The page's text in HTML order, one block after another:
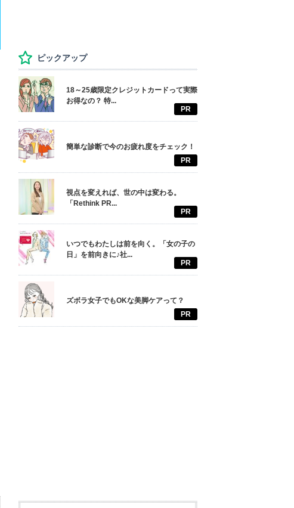
ピックアップ
18～25歳限定クレジットカードって実際
お得なの？ 特...
PR
簡単な診断で今のお疲れ度をチェック！
PR
視点を変えれば、世の中は変わる。
「Rethink PR...
PR
いつでもわたしは前を向く。「女の子の
日」を前向きに♪社...
PR
ズボラ女子でもOKな美脚ケアって？
PR